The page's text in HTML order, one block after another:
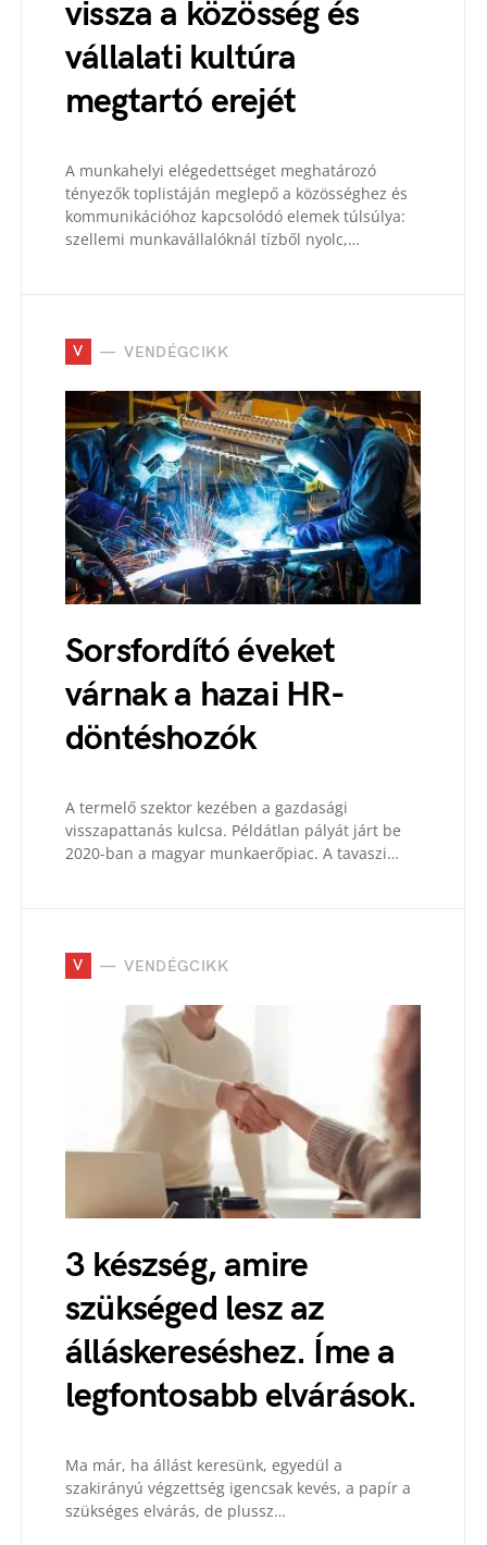
vissza a közösség és
vállalati kultúra
megtartó erejét
A munkahelyi elégedettséget meghatározó
tényezők toplistáján meglepő a közösséghez és
kommunikációhoz kapcsolódó elemek túlsúlya:
szellemi munkavállalóknál tízből nyolc,…
V VENDÉGCIKK
Sorsfordító éveket
várnak a hazai HR-
döntéshozók
A termelő szektor kezében a gazdasági
visszapattanás kulcsa. Példátlan pályát járt be
2020-ban a magyar munkaerőpiac. A tavaszi…
V VENDÉGCIKK
3 készség, amire
szükséged lesz az
álláskereséshez. Íme a
legfontosabb elvárások.
Ma már, ha állást keresünk, egyedül a
szakirányú végzettség igencsak kevés, a papír a
szükséges elvárás, de plussz…